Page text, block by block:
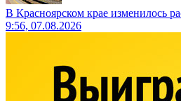
В Красноярском крае изменилось
9:56, 07.08.2026